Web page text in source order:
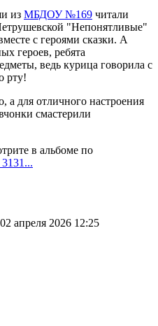
из МБДОУ №169 читали
"Непонятливые"
с героями сказки. А
героев, ребята
ведь курица говорила с
рту!
а для отличного настроения
смастерили
в альбоме по
апреля 2026 12:25